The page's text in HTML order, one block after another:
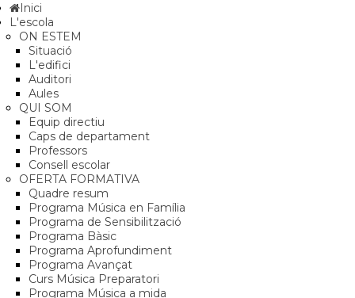
Inici
L'escola
ON ESTEM
Situació
L'edifici
Auditori
Aules
QUI SOM
Equip directiu
Caps de departament
Professors
Consell escolar
OFERTA FORMATIVA
Quadre resum
Programa Música en Família
Programa de Sensibilització
Programa Bàsic
Programa Aprofundiment
Programa Avançat
Curs Música Preparatori
Programa Música a mida